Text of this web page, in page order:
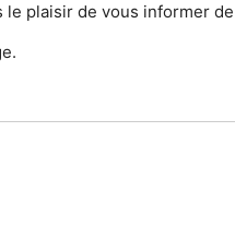
plaisir de vous informer